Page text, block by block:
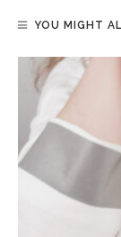
YOU MIGHT